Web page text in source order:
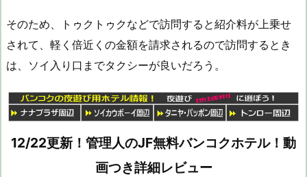
そのため、トゥクトゥクなどで訪問すると紹介料が上乗せ
されて、軽く倍近くの金額を請求されるので訪問するとき
は、ソイ入り口までタクシーが良いだろう。
12/22更新！管理人のJF無料バンコクホテル！動
画つき詳細レビュー